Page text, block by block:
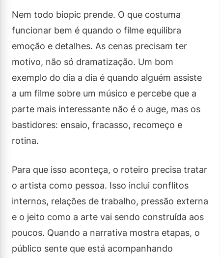
Nem todo biopic prende. O que costuma
funcionar bem é quando o filme equilibra
emoção e detalhes. As cenas precisam ter
motivo, não só dramatização. Um bom
exemplo do dia a dia é quando alguém assiste
a um filme sobre um músico e percebe que a
parte mais interessante não é o auge, mas os
bastidores: ensaio, fracasso, recomeço e
rotina.
Para que isso aconteça, o roteiro precisa tratar
o artista como pessoa. Isso inclui conflitos
internos, relações de trabalho, pressão externa
e o jeito como a arte vai sendo construída aos
poucos. Quando a narrativa mostra etapas, o
público sente que está acompanhando